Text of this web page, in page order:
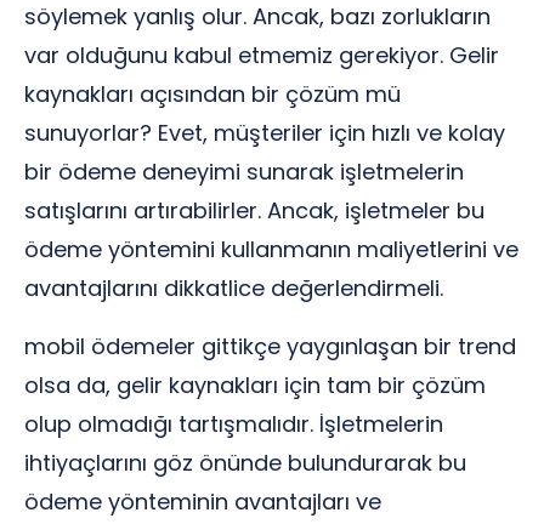
söylemek yanlış olur. Ancak, bazı zorlukların
var olduğunu kabul etmemiz gerekiyor. Gelir
kaynakları açısından bir çözüm mü
sunuyorlar? Evet, müşteriler için hızlı ve kolay
bir ödeme deneyimi sunarak işletmelerin
satışlarını artırabilirler. Ancak, işletmeler bu
ödeme yöntemini kullanmanın maliyetlerini ve
avantajlarını dikkatlice değerlendirmeli.
mobil ödemeler gittikçe yaygınlaşan bir trend
olsa da, gelir kaynakları için tam bir çözüm
olup olmadığı tartışmalıdır. İşletmelerin
ihtiyaçlarını göz önünde bulundurarak bu
ödeme yönteminin avantajları ve